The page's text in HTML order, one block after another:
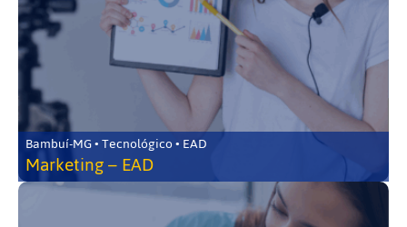
Bambuí-MG • Tecnológico • EAD
Marketing – EAD